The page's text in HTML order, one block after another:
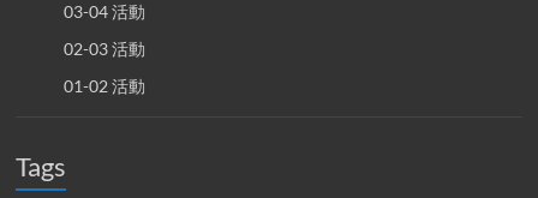
03-04 活動
02-03 活動
01-02 活動
Tags